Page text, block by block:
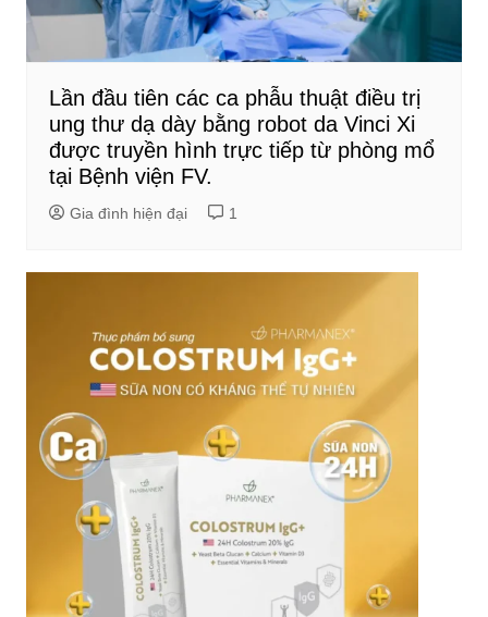
Lần đầu tiên các ca phẫu thuật điều trị
ung thư dạ dày bằng robot da Vinci Xi
được truyền hình trực tiếp từ phòng mổ
tại Bệnh viện FV.
Gia đình hiện đại 1